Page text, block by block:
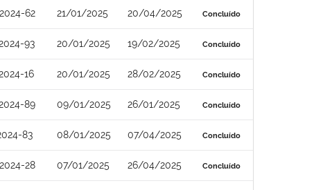
62 21/01/2025 20/04/2025 Concluído
93 20/01/2025 19/02/2025 Concluído
16 20/01/2025 28/02/2025 Concluído
89 09/01/2025 26/01/2025 Concluído
83 08/01/2025 07/04/2025 Concluído
28 07/01/2025 26/04/2025 Concluído